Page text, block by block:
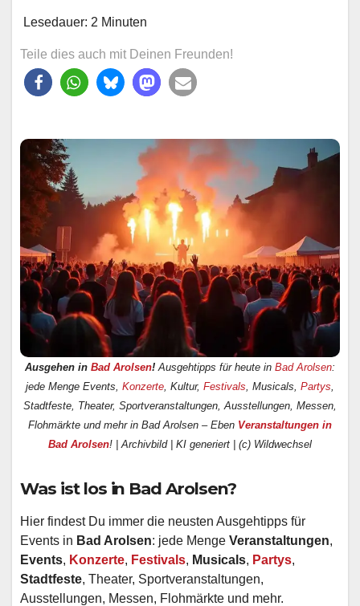
Lesedauer: 2 Minuten
Teile dies auch mit Deinen Freunden!
Ausgehen in Bad Arolsen! Ausgehtipps für heute in Bad Arolsen:
jede Menge Events, Konzerte , Kultur, Festivals , Musicals, Partys
Stadtfeste, Theater, Sportveranstaltungen, Ausstellungen, Messen,
Flohmärkte und mehr in Bad Arolsen – Eben Veranstaltungen in
Bad Arolsen! | Archivbild | KI generiert | (c) Wildwechsel
Was ist los in Bad Arolsen?
Hier findest Du immer die neusten Ausgehtipps für
Events in Bad Arolsen: jede Menge Veranstaltungen,
Events, Konzerte, Festivals, Musicals, Partys,
Stadtfeste, Theater, Sportveranstaltungen,
Ausstellungen, Messen, Flohmärkte und mehr.